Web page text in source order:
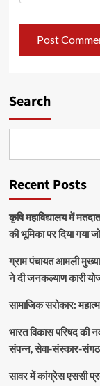
Search
Recent Posts
कृषि महाविद्यालय में
की भूमिका पर दिया गया
ग्राम पंचायत आमली
ने दी जनकल्याण कारी
सामाजिक सरोकार:
भारत विकास परिषद की
संपन्न, सेवा-संस्कार-
सावर में कांग्रेस एससी